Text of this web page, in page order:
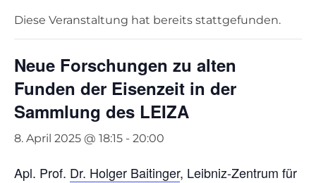
Diese Veranstaltung hat bereits stattgefunden.
Neue Forschungen zu alten
Funden der Eisenzeit in der
Sammlung des LEIZA
8. April 2025 @ 18:15 - 20:00
Apl. Prof. Dr. Holger Baitinger, Leibniz-Zentrum für